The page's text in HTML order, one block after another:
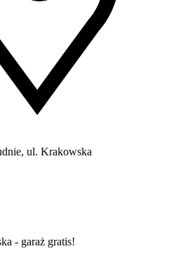
ul. Krakowska
- garaż gratis!